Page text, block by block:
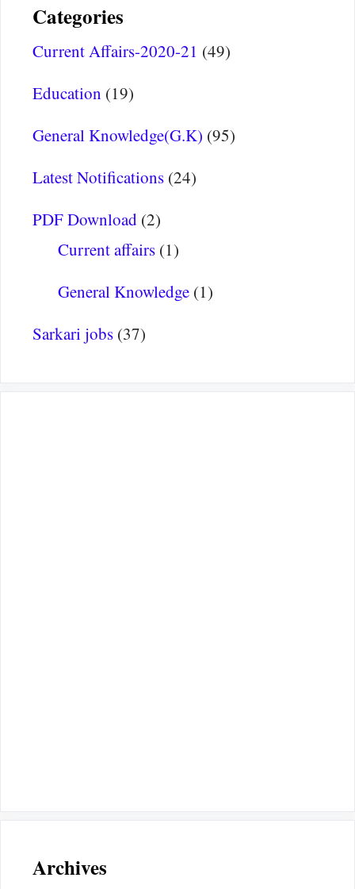
Categories
Current Affairs-2020-21 (49)
Education (19)
General Knowledge(G.K) (95)
Latest Notifications (24)
PDF Download (2)
Current affairs(1)
General Knowledge(1)
Sarkari jobs (37)
Archives